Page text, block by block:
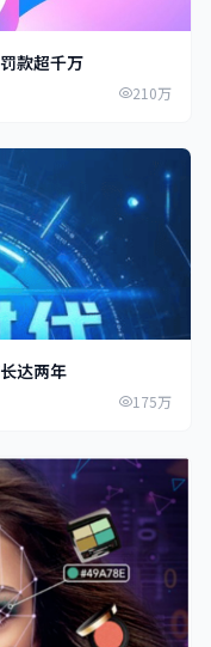
款超千万
210万
达两年
175万